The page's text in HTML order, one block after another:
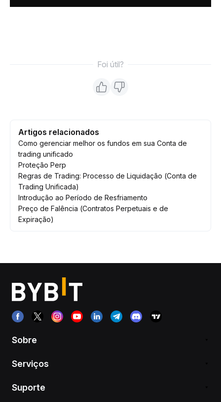
Foi útil?
Artigos relacionados
Como gerenciar melhor os fundos em sua Conta de
trading unificado
Proteção Perp
Regras de Trading: Processo de Liquidação (Conta de
Trading Unificada)
Introdução ao Período de Resfriamento
Preço de Falência (Contratos Perpetuais e de
Expiração)
Sobre
Serviços
Suporte